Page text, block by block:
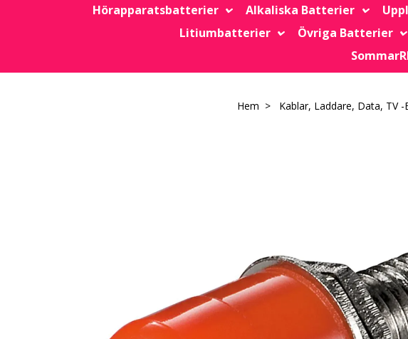
Hörapparatsbatterier Alkaliska Batterier
Litiumbatterier
Övriga Batterier
Hem Kablar, Laddare, Data, TV